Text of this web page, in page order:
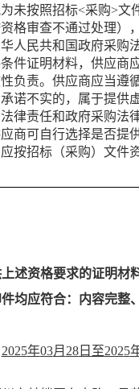
未按照招标<采购>文
格审查不通过处理）
人民共和国政府采购
件证明材料，供应商
负责。供应商应当遵
诺不实的，属于提供
律责任和政府采购法
商可自行选择是否提
按招标（采购）文件
述资格要求的证明材
均应符合：内容完整
2025年03月 28日至2025